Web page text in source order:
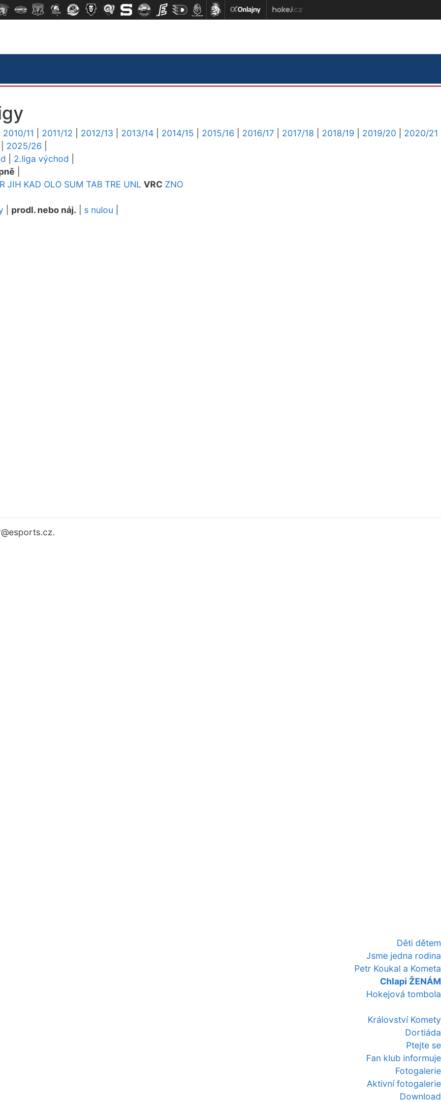
Děti dětem
Jsme jedna rodina
Petr Koukal a Kometa
Chlapi ŽENÁM
Hokejová tombola
Království Komety
Dortiáda
Ptejte se
Fan klub informuje
Fotogalerie
Aktivní fotogalerie
Download
2010/11 2011/12 2012/13 2013/14 2014/15 2015/16 2016/17 2017/18 2018/19 2019/20
2020/21
2025/26
2.liga východ
JIH KAD OLO SUM TAB TRE UNL VRC ZNO
prodl. nebo náj. s nulou
@esports.cz.